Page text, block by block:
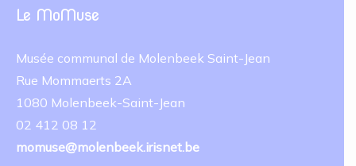
Le MoMuse
Musée communal de Molenbeek Saint-Jean
Rue Mommaerts 2A
1080 Molenbeek-Saint-Jean
02 412 08 12
momuse@molenbeek.irisnet.be